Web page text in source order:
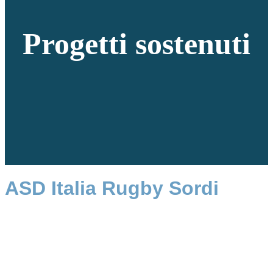
Progetti sostenuti
ASD Italia Rugby Sordi